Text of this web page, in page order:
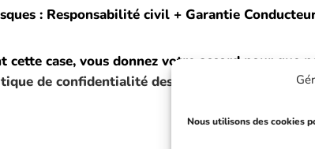
Nous utilisons des cookies
: Responsabilité civil + Garantie
cette case, vous donnez votre accord pour
de confidentialité des données personnelles